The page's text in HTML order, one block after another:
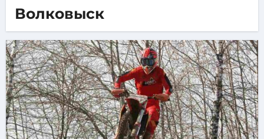
Волковыск